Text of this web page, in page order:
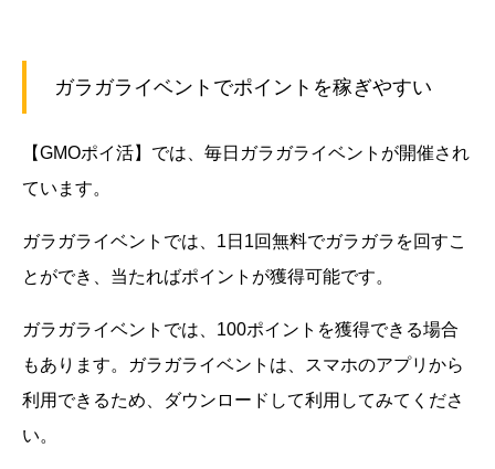
ガラガライベントでポイントを稼ぎやすい
【GMOポイ活】では、毎日ガラガライベントが開催され
ています。
ガラガライベントでは、1日1回無料でガラガラを回すこ
とができ、当たればポイントが獲得可能です。
ガラガライベントでは、100ポイントを獲得できる場合
もあります。ガラガライベントは、スマホのアプリから
利用できるため、ダウンロードして利用してみてくださ
い。